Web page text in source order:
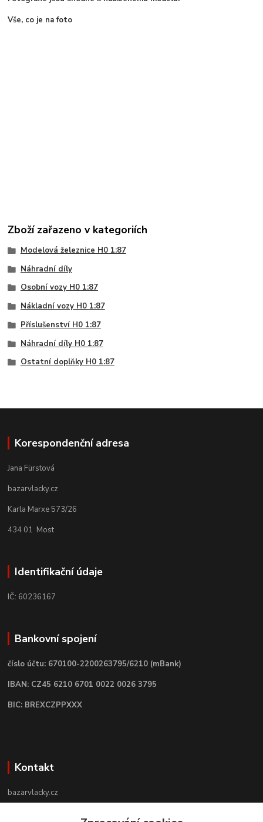
Vše, co je na foto
Zboží zařazeno v kategoriích
Modelová železnice H0 1:87
Náhradní díly
Osobní vozy H0 1:87
Nákladní vozy H0 1:87
Příslušenství H0 1:87
Náhradní díly H0 1:87
Ostatní doplňky H0 1:87
Korespondenční adresa
Jana Fürstová
bazarvlacky.cz
Karla Marxe 573/26
434 01 Most
Identifikační údaje
IČ: 60236167
Bankovní spojení
číslo účtu: 670100-2200263795/6210 (mBank)
IBAN: CZ45 6210 6701 0022 0026 3795
BIC: BREXCZPPXXX
Kontakt
bazarvlacky.cz